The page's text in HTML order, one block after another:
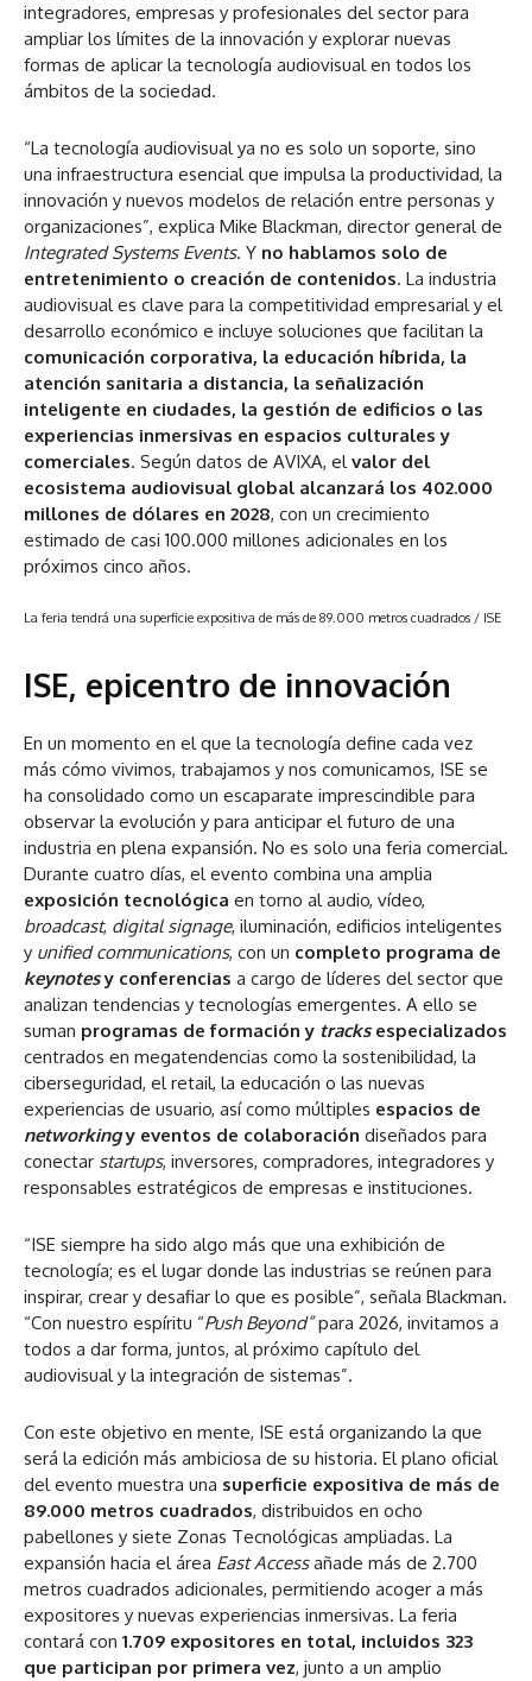
integradores, empresas y profesionales del sector para
ampliar los límites de la innovación y explorar nuevas
formas de aplicar la tecnología audiovisual en todos los
ámbitos de la sociedad.
“La tecnología audiovisual ya no es solo un soporte, sino
una infraestructura esencial que impulsa la productividad, la
innovación y nuevos modelos de relación entre personas y
organizaciones”, explica Mike Blackman, director general de
Integrated Systems Events. Y no hablamos solo de
entretenimiento o creación de contenidos. La industria
audiovisual es clave para la competitividad empresarial y el
desarrollo económico e incluye soluciones que facilitan la
comunicación corporativa, la educación híbrida, la
atención sanitaria a distancia, la señalización
inteligente en ciudades, la gestión de edificios o las
experiencias inmersivas en espacios culturales y
comerciales. Según datos de AVIXA, elvalor del
ecosistema audiovisual global alcanzará los 402.000
millones de dólares en 2028, con un crecimiento
estimado de casi 100.000 millones adicionales en los
próximos cinco años.
La feria tendrá una superficie expositiva de más de 89.000 metros cuadrados / ISE
ISE, epicentro de innovación
En un momento en el que la tecnología define cada vez
más cómo vivimos, trabajamos y nos comunicamos, ISE se
ha consolidado como un escaparate imprescindible para
observar la evolución y para anticipar el futuro de una
industria en plena expansión. No es solo una feria comercial.
Durante cuatro días, el evento combina una amplia
exposición tecnológica en torno al audio, vídeo,
broadcast, digital signage, iluminación, edificios inteligentes
y unified communications, con un completo programa de
keynotesy conferencias a cargo de líderes del sector que
analizan tendencias y tecnologías emergentes. A ello se
suman programas de formación y tracksespecializados
centrados en megatendencias como la sostenibilidad, la
ciberseguridad, el retail, la educación o las nuevas
experiencias de usuario, así como múltiples espacios de
networkingy eventos de colaboración diseñados para
conectar startups, inversores, compradores, integradores y
responsables estratégicos de empresas e instituciones.
“ISE siempre ha sido algo más que una exhibición de
tecnología; es el lugar donde las industrias se reúnen para
inspirar, crear y desafiar lo que es posible”, señala Blackman.
“Con nuestro espíritu “Push Beyond”para 2026, invitamos a
todos a dar forma, juntos, al próximo capítulo del
audiovisual y la integración de sistemas”.
Con este objetivo en mente, ISE está organizando la que
será la edición más ambiciosa de su historia. El plano oficial
del evento muestra una superficie expositiva de más de
89.000 metros cuadrados, distribuidos en ocho
pabellones y siete Zonas Tecnológicas ampliadas. La
expansión hacia el área East Accessañade más de 2.700
metros cuadrados adicionales, permitiendo acoger a más
expositores y nuevas experiencias inmersivas. La feria
contará con 1.709 expositores en total, incluidos 323
que participan por primera vez, junto a un amplio